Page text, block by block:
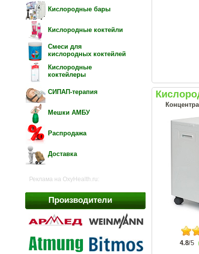
Кислородные бары
Кислородные коктейли
Смеси для
кислородных коктейлей
Кислородные
коктейлеры
СИПАП-терапия
Мешки АМБУ
Распродажа
Доставка
Реклама на OxyHealth.ru:
Производители
4.8/5